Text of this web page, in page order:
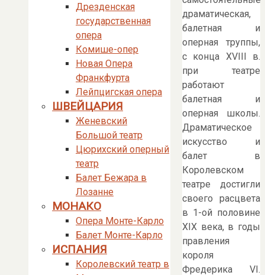
драматическая,
балетная и
оперная труппы,
с конца XVIII в.
при театре
работают
балетная и
оперная школы.
Драматическое
искусство и
балет в
Королевском
театре достигли
своего расцвета
в 1-ой половине
XIX века, в годы
правления
короля
Фредерика VI.
Дрезденская
государственная
опера
Комише-опер
Новая Опера
Франкфурта
Лейпцигская опера
ШВЕЙЦАРИЯ
Женевский
Большой театр
Цюрихский оперный
театр
Балет Бежара в
Лозанне
МОНАКО
Опера Монте-Карло
Балет Монте-Карло
ИСПАНИЯ
Королевский театр в